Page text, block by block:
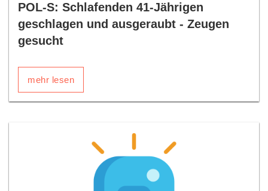
POL-S: Schlafenden 41-Jährigen
geschlagen und ausgeraubt - Zeugen
gesucht
mehr lesen